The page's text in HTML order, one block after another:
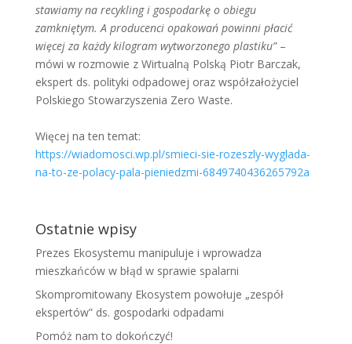
stawiamy na recykling i gospodarkę o obiegu
zamkniętym. A producenci opakowań powinni płacić
więcej za każdy kilogram wytworzonego plastiku”–
mówi w rozmowie z Wirtualną Polską Piotr Barczak,
ekspert ds. polityki odpadowej oraz współzałożyciel
Polskiego Stowarzyszenia Zero Waste.
Więcej na ten temat:
https://wiadomosci.wp.pl/smieci-sie-rozeszly-wyglada-
na-to-ze-polacy-pala-pieniedzmi-6849740436265792a
Ostatnie wpisy
Prezes Ekosystemu manipuluje i wprowadza
mieszkańców w błąd w sprawie spalarni
Skompromitowany Ekosystem powołuje „zespół
ekspertów” ds. gospodarki odpadami
Pomóż nam to dokończyć!